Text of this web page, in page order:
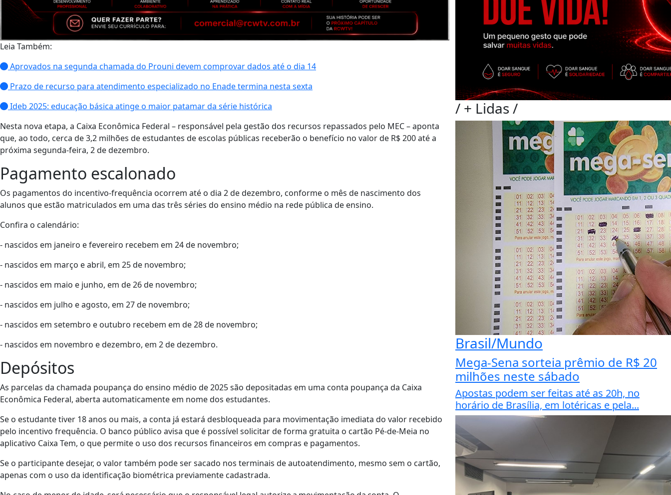
Leia Também:
Aprovados na segunda chamada do Prouni devem comprovar dados até o dia 14
Prazo de recurso para atendimento especializado no Enade termina nesta sexta
Ideb 2025: educação básica atinge o maior patamar da série histórica
Nesta nova etapa, a Caixa Econômica Federal – responsável pela gestão dos recursos repassados pelo MEC – aponta
que, ao todo, cerca de 3,2 milhões de estudantes de escolas públicas receberão o benefício no valor de R$ 200 até a
próxima segunda-feira, 2 de dezembro.
Pagamento escalonado
Os pagamentos do incentivo-frequência ocorrem até o dia 2 de dezembro, conforme o mês de nascimento dos
alunos que estão matriculados em uma das três séries do ensino médio na rede pública de ensino.
Confira o calendário:
- nascidos em janeiro e fevereiro recebem em 24 de novembro;
- nascidos em março e abril, em 25 de novembro;
- nascidos em maio e junho, em de 26 de novembro;
- nascidos em julho e agosto, em 27 de novembro;
- nascidos em setembro e outubro recebem em de 28 de novembro;
- nascidos em novembro e dezembro, em 2 de dezembro.
Depósitos
As parcelas da chamada poupança do ensino médio de 2025 são depositadas em uma conta poupança da Caixa
Econômica Federal, aberta automaticamente em nome dos estudantes.
Se o estudante tiver 18 anos ou mais, a conta já estará desbloqueada para movimentação imediata do valor recebido
pelo incentivo frequência. O banco público avisa que é possível solicitar de forma gratuita o cartão Pé-de-Meia no
aplicativo Caixa Tem, o que permite o uso dos recursos financeiros em compras e pagamentos.
Se o participante desejar, o valor também pode ser sacado nos terminais de autoatendimento, mesmo sem o cartão,
apenas com o uso da identificação biométrica previamente cadastrada.
/ + Lidas/
Brasil/Mundo
Mega-Sena sorteia prêmio de R$ 20
milhões neste sábado
Apostas podem ser feitas até as 20h, no
horário de Brasília, em lotéricas e pela...